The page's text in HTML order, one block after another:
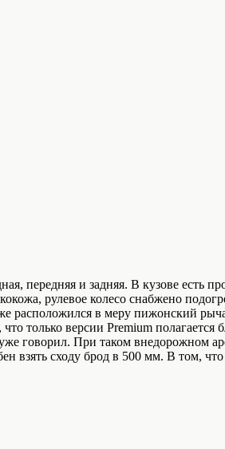
передняя и задняя. В кузове
рулевое колесо снабжено
расположился в меру пижонский
только версии Premium
говорил. При таком внедорожном
сходу брод в 500 мм. В том,